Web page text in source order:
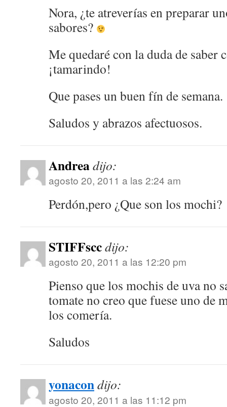
Nora, ¿te atreverías en preparar
sabores?
Me quedaré con la duda de saber
¡tamarindo!
Que pases un buen fín de semana.
Saludos y abrazos afectuosos.
Andreadijo:
agosto 20, 2011 a las 2:24 am
Perdón,pero ¿Que son los mochi?
STIFFsccdijo:
agosto 20, 2011 a las 12:20 pm
Pienso que los mochis de uva no
tomate no creo que fuese uno de
los comería.
Saludos
yonacondijo:
agosto 20, 2011 a las 11:12 pm